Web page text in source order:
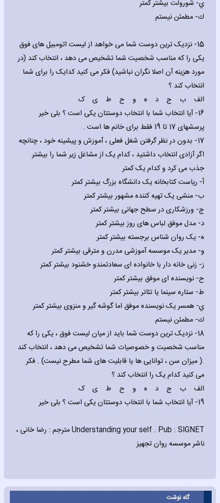
‌ي- شورولت بیشتر کمتر
‌ك- مطمئن نیستم
15- نزدیک ترین دوست شما می خواهد از لیست اتومبیل های فوق
یکی را که مناسب شخصیت شما تشخیص می دهد ، انتخاب کند (در
مورد هزینه آن اصلا نگران نباشید) فکر می کنید کدایک را برای شما
انتخاب کند ؟
الف ب ج د ه و ح ط ی ک
16- آیا انتخاب شما با انتخاب دوستتان یکی است ؟ بلی خیر
پرسشهای 17 تا 19 فقط برای خانم ها است .
17- بدون در نظر گرفتن شغل فعلی ، آموزش و پیشینه خود ، چنانچه
اگر آزادی انتخاب داشتید ، کدام یک از مشاغل زیر شما را بیشتر
جذب می کرد و کدام یک کمتر
‌أ- ریاست کتابخانه یک دانشگاه بزرگ بیشتر کمتر
‌ب- منشی یک تهیه کننده مشهور بیشتر کمتر
‌ج- ورزشکاری در سطح جهانی بیشتر کمتر
‌د- مدل موفق لباس های روز بیشتر کمتر
‌ه- یک روان شناس برجسته بیشتر کمتر
‌و- مدیر یک موسسه آموزشی مدرن و مترقی بیشتر کمتر
‌ز- زنی خانه دار با خانواده ای سعادتمندو خشنود بیشتر کمتر
‌ح- نویسنده ای موفق بیشتر کمتر
‌ط- ستاره سینما یا تئاتر بیشتر کمتر
‌ي- همسر یک نویسنده موفق اما گوشه گیر و منزوی بیشتر کمتر
‌ك- مطمئن نیستم
18- نزدیک ترین دوست شما باید از میان لیست فوق ، یکی را که
مناسب شخصیت و خصوصیات شما تشخیص می دهد ، انتخاب کند
.( میزان سن ، توانایی ها یا قابلیت های شما مطرح نیست) . فکر
می کنید کدام یک را انتخاب کند ؟
الف ب ج د ه و ح ط ی ک
19- آیا انتخاب شما با انتخاب دوستتان یکی است ؟ بلی خیر
Understanding your self . Pub : SIGNET مترجم : رضا خانی ،
ناشر موسسه روان تجهیز
گاه نوشت